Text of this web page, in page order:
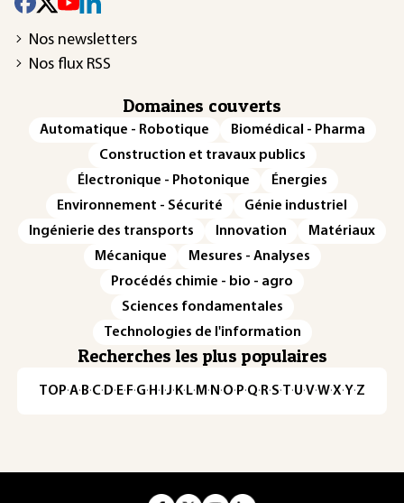
Nos newsletters
Nos flux RSS
Domaines couverts
Automatique - Robotique
Biomédical - Pharma
Construction et travaux publics
Électronique - Photonique
Énergies
Environnement - Sécurité
Génie industriel
Ingénierie des transports
Innovation
Matériaux
Mécanique
Mesures - Analyses
Procédés chimie - bio - agro
Sciences fondamentales
Technologies de l'information
Recherches les plus populaires
TOP·A·B·C· D· E· F·G· H · ·J· K· L· M · N ·O· P·Q· R·S·T·U·V·W·X·Y·Z